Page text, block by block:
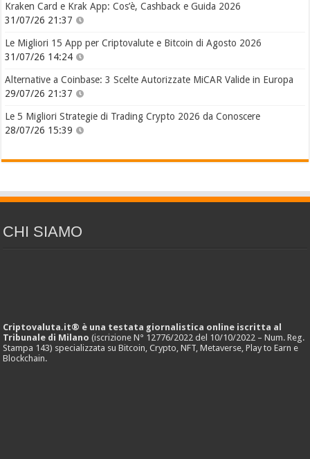
Kraken Card e Krak App: Cos’è, Cashback e Guida 2026
31/07/26 21:37
Le Migliori 15 App per Criptovalute e Bitcoin di Agosto 2026
31/07/26 14:24
Alternative a Coinbase: 3 Scelte Autorizzate MiCAR Valide in Europa
29/07/26 21:37
Le 5 Migliori Strategie di Trading Crypto 2026 da Conoscere
28/07/26 15:39
CHI SIAMO
Criptovaluta.it® è una testata giornalistica online iscritta al
Tribunale di Milano (iscrizione N° 12776/2022 del 10/10/2022 – Num. Reg.
Stampa 143) specializzata su Bitcoin, Crypto, NFT, Metaverse, Play to Earn e
Blockchain.